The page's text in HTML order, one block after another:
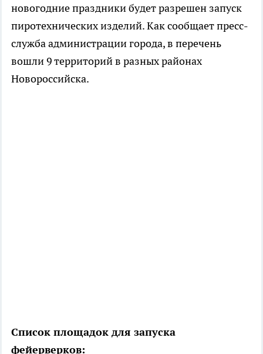
новогодние праздники будет разрешен запуск
пиротехнических изделий. Как сообщает пресс-
служба администрации города, в перечень
вошли 9 территорий в разных районах
Новороссийска.
Список площадок для запуска
фейерверков: